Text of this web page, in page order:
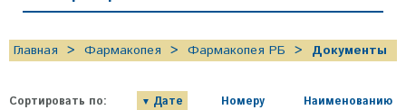
Главная Фармакопея Фармакопея РБ Документы
Сортировать по: Дате Номеру Наименованию